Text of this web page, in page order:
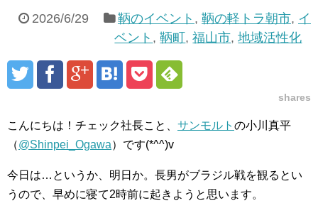
2026/6/29 鞆のイベント , 鞆の軽トラ朝市, イ
ベント ,鞆町 ,福山市,地域活性化
shares
こんにちは！チェック社長こと、 サンモルト の小川真平
（@Shinpei_Ogawa）です(*^^)v
今日は…というか、明日か。長男がブラジル戦を観るとい
うので、早めに寝て2時前に起きようと思います。